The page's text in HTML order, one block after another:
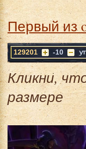
Первый из
129201 -10
Кликни,
размере